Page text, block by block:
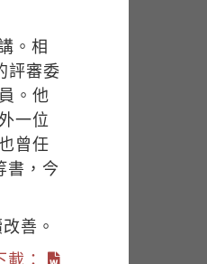
。相
評審委
。他
一位
曾任
書，今
善。
載：